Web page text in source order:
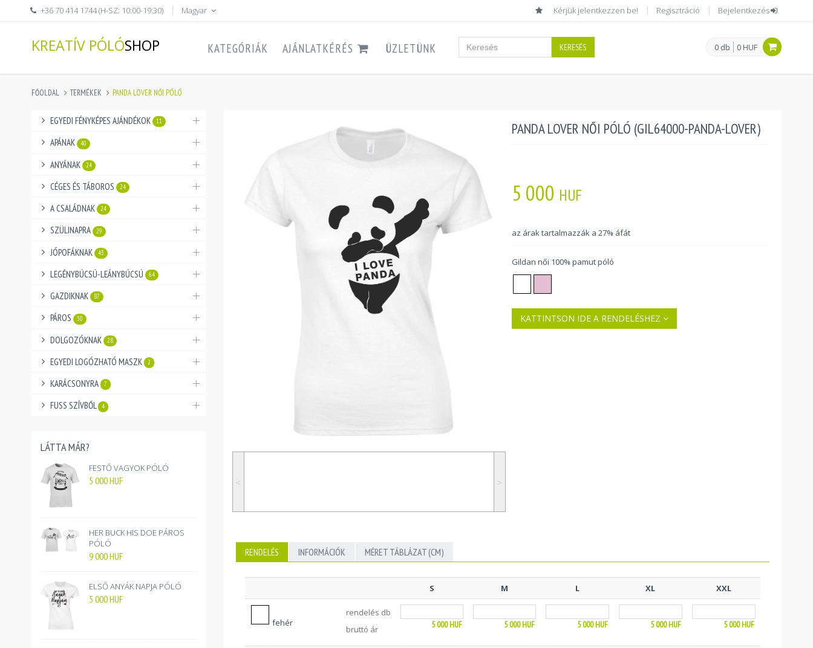
+36 70 414 1744 (H-SZ: 10:00-19:30) Magyar Kérjük jelentkezzen be! Regisztráció Bejelentkezés
KREATÍV PÓLÓSHOP 0 db 0 HUF
KATEGÓRIÁK AJÁNLATKÉRÉS ÜZLETÜNK KERESÉS
FŐOLDAL TERMÉKEK PANDA LOVER NŐI PÓLÓ
EGYEDI FÉNYKÉPES AJÁNDÉKOK 11
APÁNAK 40
ANYÁNAK 24
CÉGES ÉS TÁBOROS 24
A CSALÁDNAK 24
SZÜLINAPRA 29
JÓPOFÁKNAK 43
LEGÉNYBÚCSÚ-LEÁNYBÚCSÚ 64
GAZDIKNAK 87
PÁROS 30
DOLGOZÓKNAK 28
EGYEDI LOGÓZHATÓ MASZK 2
KARÁCSONYRA 7
FUSS SZÍVBŐL 4
LÁTTA MÁR?
FESTŐ VAGYOK PÓLÓ
5 000HUF
HER BUCK HIS DOE PÁROS
PÓLÓ
9 000HUF
ELSŐ ANYÁK NAPJA PÓLÓ
5 000HUF
˂ ˃
PANDA LOVER NŐI PÓLÓ (GIL64000-PANDA-LOVER)
5 000 HUF
az árak tartalmazzák a 27% áfát
Gildan női 100% pamut póló
KATTINTSON IDE A RENDELÉSHEZ
RENDELÉS INFORMÁCIÓK MÉRET TÁBLÁZAT (CM)
S M L XL XXL
fehér
rendelés db
bruttó ár
5 000HUF 5 000HUF 5 000HUF 5 000HUF 5 000HUF